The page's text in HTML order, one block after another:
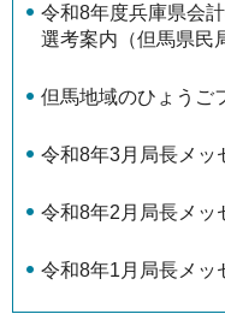
令和8年度兵庫県会
選考案内（但馬県民
但馬地域のひょうご
令和8年3月局長メッ
令和8年2月局長メッ
令和8年1月局長メッ